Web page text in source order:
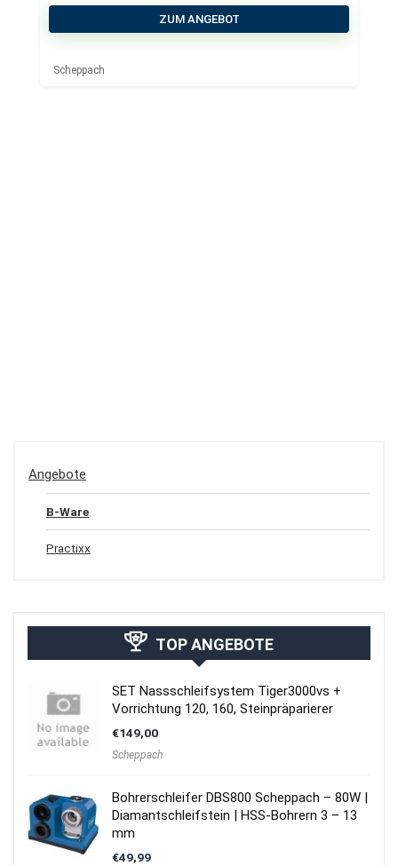
ZUM ANGEBOT
Scheppach
Angebote
B-Ware
Practixx
TOP ANGEBOTE
SET Nassschleifsystem Tiger3000vs +
Vorrichtung 120, 160, Steinpräparierer
€149,00
Scheppach
Bohrerschleifer DBS800 Scheppach – 80W |
Diamantschleifstein | HSS-Bohrern 3 – 13
mm
€49,99